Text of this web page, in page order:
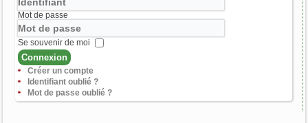
Mot de passe
Se souvenir de moi
Connexion
Créer un compte
Identifiant oublié ?
Mot de passe oublié ?